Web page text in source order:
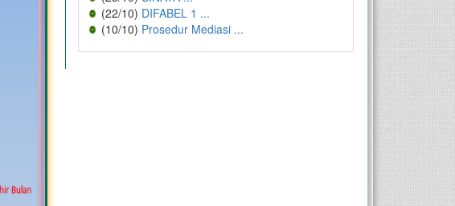
(22/10) DIFABEL 1 ...
(10/10) Prosedur Mediasi ...